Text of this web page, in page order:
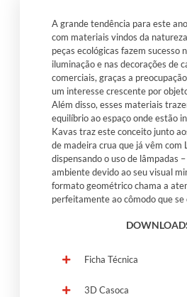
A grande tendência para este
com materiais vindos da
peças ecológicas fazem sucesso
iluminação e nas decorações de
comerciais, graças a
um interesse crescente por
Além disso, esses materiais
equilíbrio ao espaço onde estão
Kavas traz este conceito junto
de madeira crua que já vêm com
dispensando o uso de lâmpadas
ambiente devido ao seu visual
formato geométrico chama a
perfeitamente ao cômodo que
Ficha Técnica
3D Casoca